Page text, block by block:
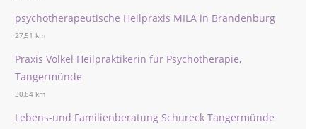
psychotherapeutische Heilpraxis MILA in Brandenburg
27,51 km
Praxis Völkel Heilpraktikerin für Psychotherapie,
Tangermünde
30,84 km
Lebens-und Familienberatung Schureck Tangermünde